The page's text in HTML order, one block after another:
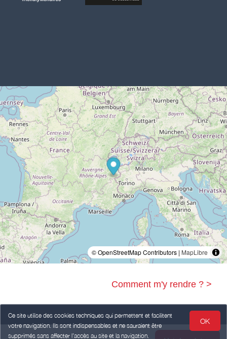
Ce site utilise des cookies techniques qui permettent et facilitent
votre navigation. Ils sont indispensables et ne sauraient être
supprimés sans affecter l’accès au site et la navigation.
OK
© OpenStreetMap Contributors | MapLibre
Comment m'y rendre ? >
Legal Notice Personal data Terms of Sales